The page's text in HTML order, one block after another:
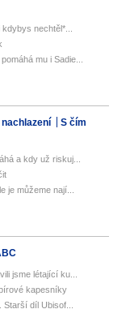
nechtěl*...
mu i Sadie...
S čím
a kdy už riskuj...
je můžeme nají...
jsme létající ku...
kapesníky
díl Ubisof...